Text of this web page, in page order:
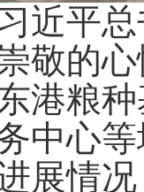
近平总
敬的
港粮
中心
展情